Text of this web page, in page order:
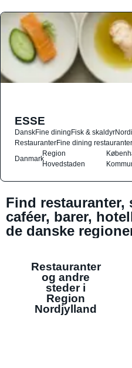
ESSE
DanskFine diningFisk & skaldyr
RestauranterFine dining restauranter
Danmark
Region
Hovedstaden
Find restauranter,
caféer, barer,
de danske
Restauranter
og andre
steder i
Region
Nordjylland